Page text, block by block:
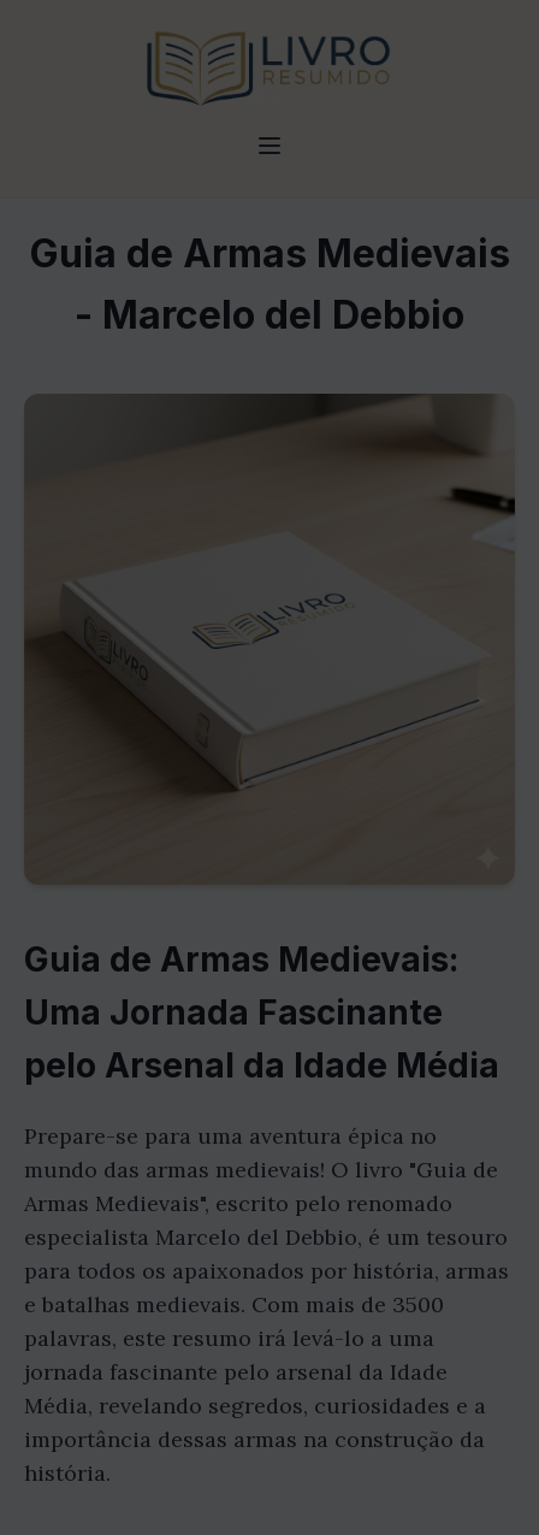
Guia de Armas Medievais
- Marcelo del Debbio
Guia de Armas Medievais:
Uma Jornada Fascinante
pelo Arsenal da Idade Média
Prepare-se para uma aventura épica no
mundo das armas medievais! O livro "Guia de
Armas Medievais", escrito pelo renomado
especialista Marcelo del Debbio, é um tesouro
para todos os apaixonados por história, armas
e batalhas medievais. Com mais de 3500
palavras, este resumo irá levá-lo a uma
jornada fascinante pelo arsenal da Idade
Média, revelando segredos, curiosidades e a
importância dessas armas na construção da
história.